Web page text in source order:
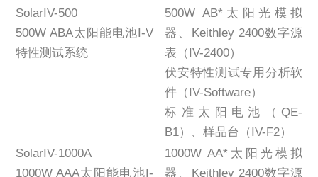
SolarIV-500
500W ABA太阳能电池I-V
特性测试系统
500W AB*太阳光模拟
器、Keithley 2400数字源
表（IV-2400）
伏安特性测试专用分析软
件（IV-Software）
标准太阳电池（QE-
B1）、样品台（IV-F2）
SolarIV-1000A
1000W AAA太阳能电池I-
1000W AA*太阳光模拟
器、Keithley 2400数字源